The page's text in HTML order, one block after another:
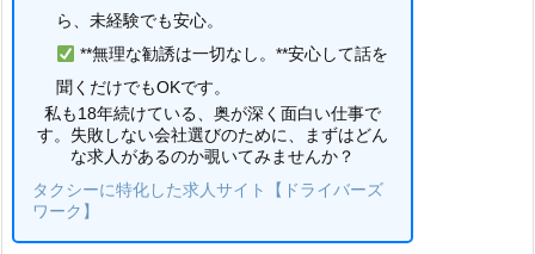
ら、未経験でも安心。
**無理な勧誘は一切なし。**安心して話を
聞くだけでもOKです。
私も18年続けている、奥が深く面白い仕事で
す。失敗しない会社選びのために、まずはどん
な求人があるのか覗いてみませんか？
タクシーに特化した求人サイト【ドライバーズ
ワーク】